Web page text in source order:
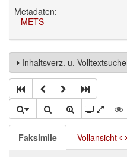
Metadaten:
METS
Inhaltsverz. u. Volltextsuche
Faksimile Vollansicht